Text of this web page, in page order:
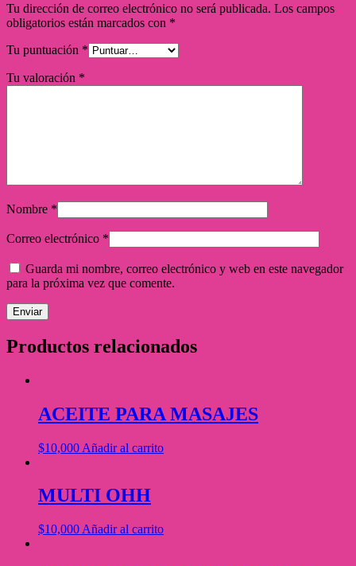
Tu dirección de correo electrónico no será publicada. Los campos
obligatorios están marcados con *
Tu puntuación *
Tu valoración *
Nombre *
Correo electrónico *
Guarda mi nombre, correo electrónico y web en este navegador
para la próxima vez que comente.
Productos relacionados
ACEITE PARA MASAJES
$10,000 Añadir al carrito
MULTI OHH
$10,000 Añadir al carrito